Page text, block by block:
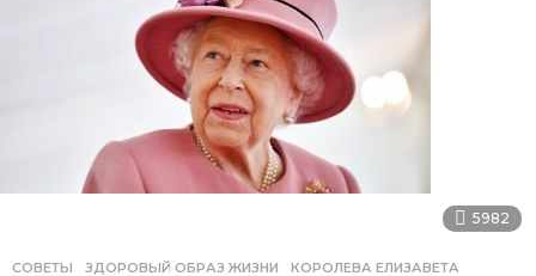
5982
СОВЕТЫ ЗДОРОВЫЙ ОБРАЗ ЖИЗНИ ,КОРОЛЕВА ЕЛИЗАВЕТА